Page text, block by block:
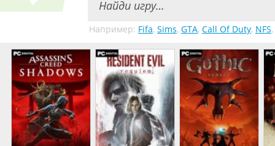
Например: Fifa, Sims, GTA, Call Of Duty, NFS,